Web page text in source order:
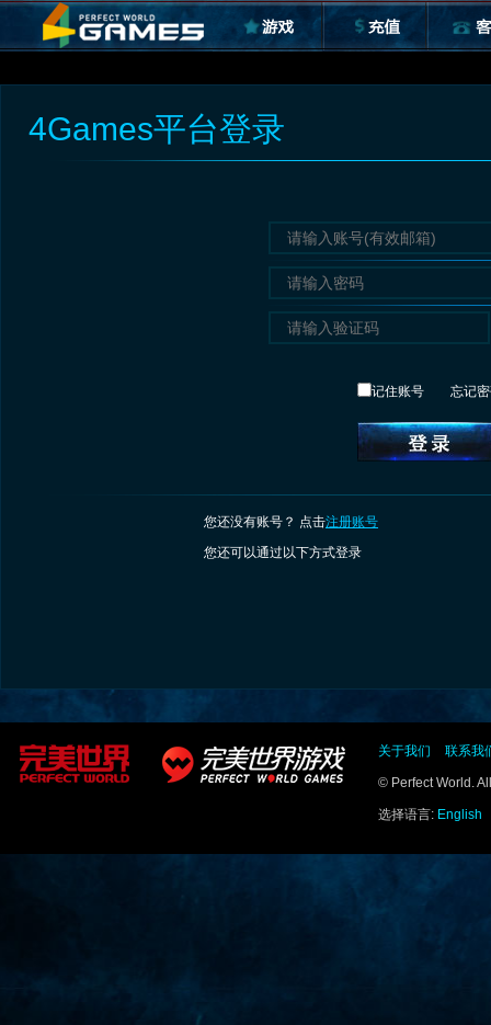
4Games平台登录
记住账号 忘记
您还没有账号？ 点击注册账号
您还可以通过以下方式登录
关于我们 联系我
© Perfect World.
选择语言: English